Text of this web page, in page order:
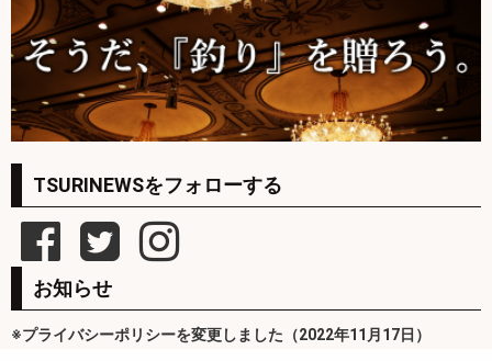
TSURINEWSをフォローする
お知らせ
※プライバシーポリシーを変更しました（2022年11月17日）